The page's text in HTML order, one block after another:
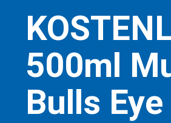
500ml
Bulls